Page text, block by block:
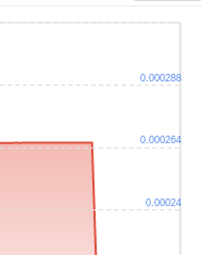
0.00024
0.000264
0.000288